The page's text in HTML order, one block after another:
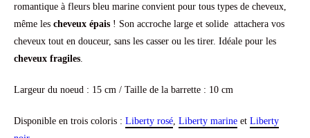
romantique à fleurs bleu marine convient pour tous types de cheveux,
même les cheveux épais ! Son accroche large et solide attachera vos
cheveux tout en douceur, sans les casser ou les tirer. Idéale pour les
cheveux fragiles
Largeur du noeud : 15 cm / Taille de la barrette : 10 cm
Disponible en trois coloris : Liberty rosé Liberty marine et Liberty